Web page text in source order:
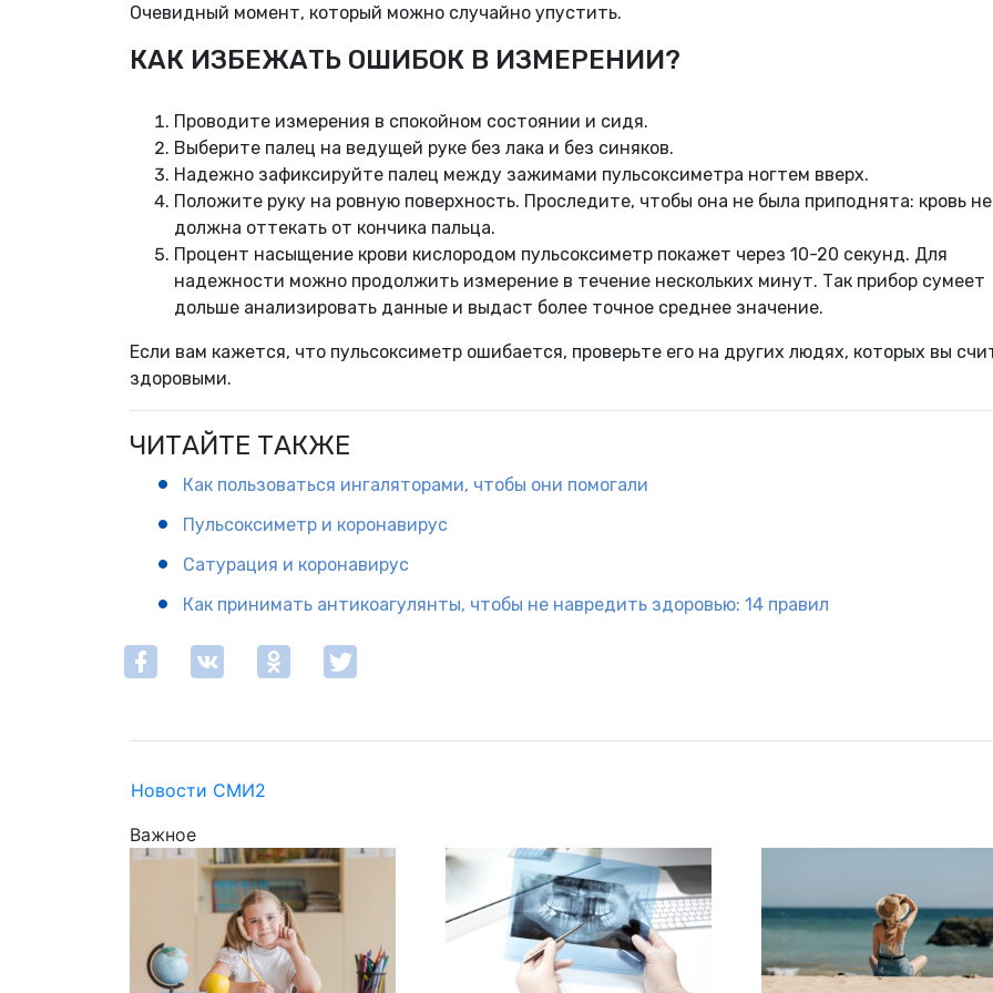
Очевидный момент, который можно случайно упустить.
КАК ИЗБЕЖАТЬ ОШИБОК В ИЗМЕРЕНИИ?
Проводите измерения в спокойном состоянии и сидя.
Выберите палец на ведущей руке без лака и без синяков.
Надежно зафиксируйте палец между зажимами пульсоксиметра ногтем вверх.
Положите руку на ровную поверхность. Проследите, чтобы она не была приподнята: кровь не
должна оттекать от кончика пальца.
Процент насыщение крови кислородом пульсоксиметр покажет через 10-20 секунд. Для
надежности можно продолжить измерение в течение нескольких минут. Так прибор сумеет
дольше анализировать данные и выдаст более точное среднее значение.
Если вам кажется, что пульсоксиметр ошибается, проверьте его на других людях, которых вы
здоровыми.
ЧИТАЙТЕ ТАКЖЕ
Как пользоваться ингаляторами, чтобы они помогали
Пульсоксиметр и коронавирус
Сатурация и коронавирус
Как принимать антикоагулянты, чтобы не навредить здоровью: 14 правил
Новости СМИ2
Важное